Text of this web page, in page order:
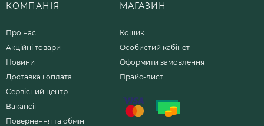
КОМПАНІЯ
Про нас
Акційні товари
Новини
Доставка і оплата
Сервісний центр
Вакансії
Повернення та обмін
МАГАЗИН
Кошик
Особистий кабінет
Оформити замовлення
Прайс-лист